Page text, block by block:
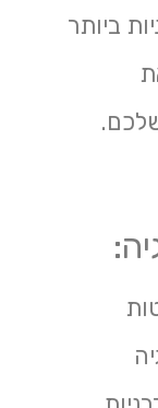
ביותר